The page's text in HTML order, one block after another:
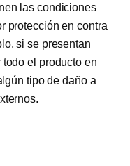
las condiciones
protección en contra
si se presentan
el producto en
tipo de daño a